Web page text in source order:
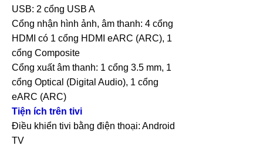
USB: 2 cổng USB A
Cổng nhận hình ảnh, âm thanh: 4 cổng
HDMI có 1 cổng HDMI eARC (ARC), 1
cổng Composite
Cổng xuất âm thanh: 1 cổng 3.5 mm, 1
cổng Optical (Digital Audio), 1 cổng
eARC (ARC)
Tiện ích trên tivi
Điều khiển tivi bằng điện thoại: Android
TV